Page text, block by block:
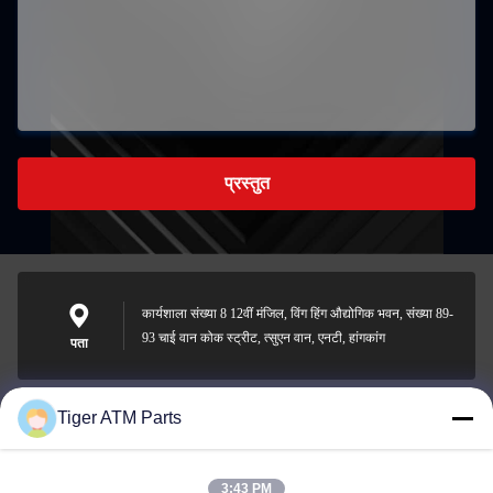
प्रस्तुत
पता
कार्यशाला संख्या 8 12वीं मंजिल, विंग हिंग औद्योगिक भवन, संख्या 89-
93 चाई वान कोक स्ट्रीट, त्सुएन वान, एनटी, हांगकांग
sales@atmpart.com.cn
Tiger ATM Parts
3:43 PM